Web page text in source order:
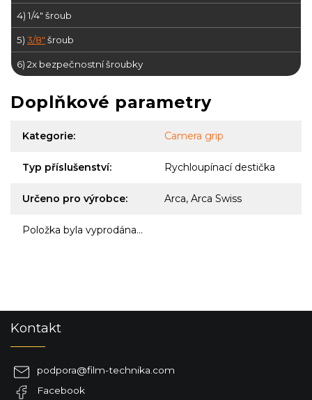
4) 1/4" šroub
5) 3/8" šroub
6) 2x bezpečnostní šroubky
Doplňkové parametry
Kategorie: Camera grip
Typ příslušenství: Rychloupínací destička
Určeno pro výrobce: Arca, Arca Swiss
Položka byla vyprodána…
Kontakt
podpora@film-technika.com
Facebook